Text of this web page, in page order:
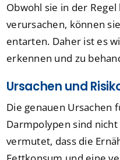
Obwohl sie in der
verursachen, können
entarten. Daher ist es
erkennen und zu
Ursachen und
Die genauen Ursachen
Darmpolypen sind
vermutet, dass die